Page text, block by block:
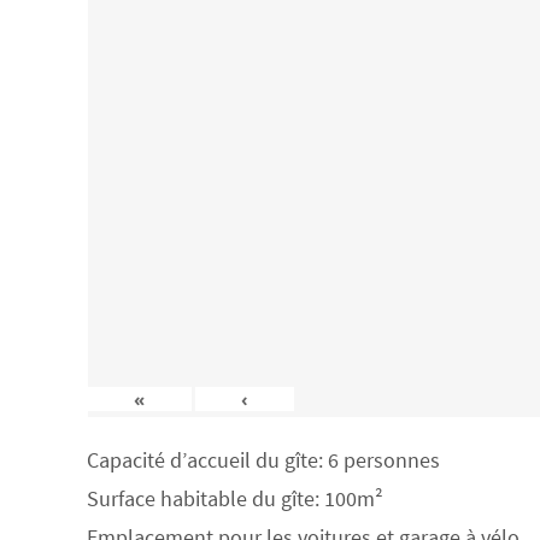
« ‹
Capacité d’accueil du gîte: 6 personnes
Surface habitable du gîte: 100m²